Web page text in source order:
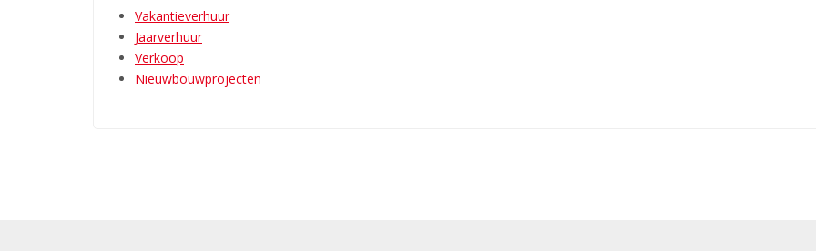
Vakantieverhuur
Jaarverhuur
Verkoop
Nieuwbouwprojecten